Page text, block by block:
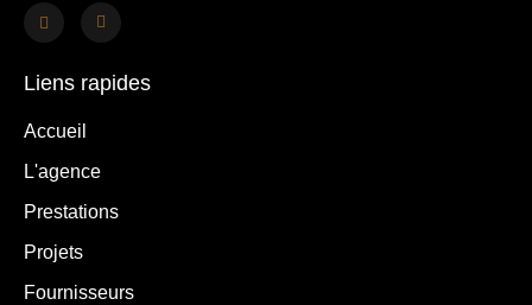
Liens rapides
Accueil
L'agence
Prestations
Projets
Fournisseurs